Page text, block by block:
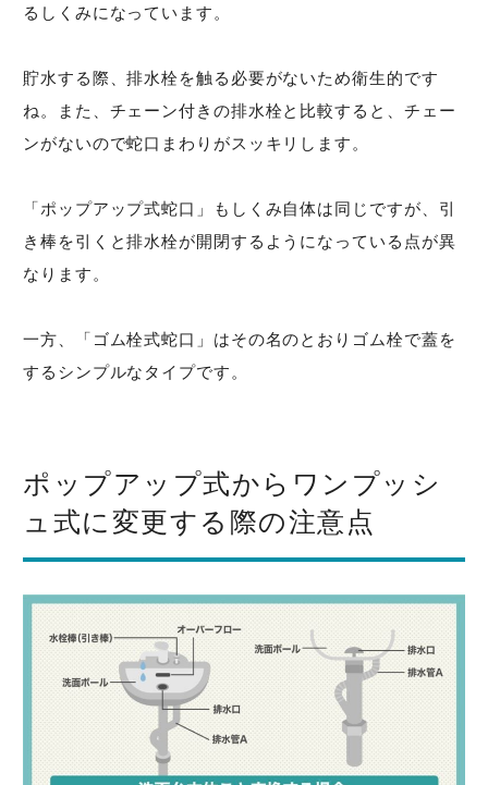
るしくみになっています。
貯水する際、排水栓を触る必要がないため衛生的です
ね。また、チェーン付きの排水栓と比較すると、チェー
ンがないので蛇口まわりがスッキリします。
「ポップアップ式蛇口」もしくみ自体は同じですが、引
き棒を引くと排水栓が開閉するようになっている点が異
なります。
一方、「ゴム栓式蛇口」はその名のとおりゴム栓で蓋を
するシンプルなタイプです。
ポップアップ式からワンプッシ
ュ式に変更する際の注意点